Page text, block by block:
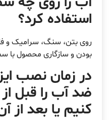
استفاده کرد؟
روی بتن، سنگ، سرامیک و
بودن و سازگاری محصول با
در زمان نصب
ضد آب را قبل
کنیم یا بعد از